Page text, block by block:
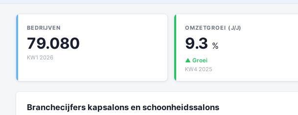
BEDRIJVEN
79.080
KW1 2026
OMZETGROEI (J/J)
9.3 %
▲ Groei
KW4 2025
Branchecijfers kapsalons en schoonheidssalons